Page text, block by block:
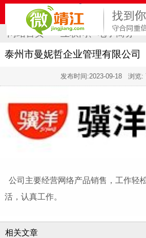
网站首页 互联网、电子商务
泰州市曼妮哲企业管理有限公司
发布时间:2023-09-18 浏览:
公司主要经营网络产品销售，工作轻
活，认真工作。
相关文章